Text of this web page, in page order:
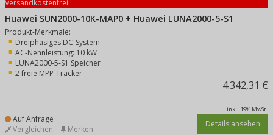
Versandkostenfrei
Huawei SUN2000-10K-MAP0 + Huawei LUNA2000-5-S1
Produkt-Merkmale:
Dreiphasiges DC-System
AC-Nennleistung: 10 kW
LUNA2000-5-S1 Speicher
2 freie MPP-Tracker
4.342,31 €
inkl. 19% MwSt.
Auf Anfrage Details ansehen
Vergleichen Merken